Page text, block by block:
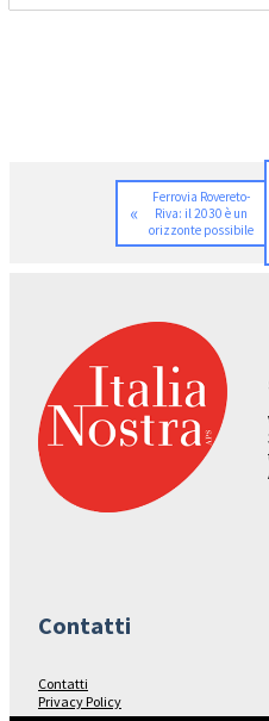
«
Ferrovia Rovereto-
Riva: il 2030 è un
orizzonte possibile
Contatti
Contatti
Privacy Policy